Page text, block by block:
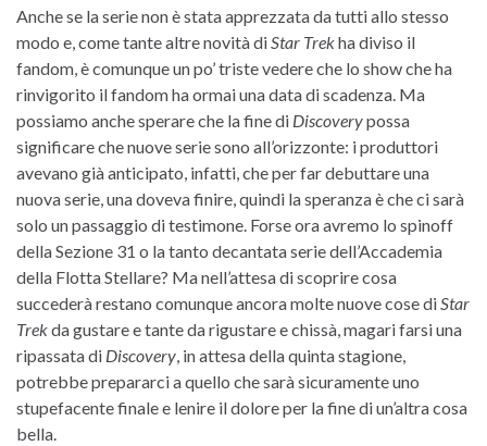
Anche se la serie non è stata apprezzata da tutti allo stesso
modo e, come tante altre novità diStar Trekha diviso il
fandom, è comunque un po’ triste vedere che lo show che ha
rinvigorito il fandom ha ormai una data di scadenza. Ma
possiamo anche sperare che la fine di Discoverypossa
significare che nuove serie sono all’orizzonte: i produttori
avevano già anticipato, infatti, che per far debuttare una
nuova serie, una doveva finire, quindi la speranza è che ci sarà
solo un passaggio di testimone. Forse ora avremo lo spinoff
della Sezione 31 o la tanto decantata serie dell’Accademia
della Flotta Stellare? Ma nell’attesa di scoprire cosa
succederà restano comunque ancora molte nuove cose diStar
Trekda gustare e tante da rigustare e chissà, magari farsi una
ripassata di Discovery, in attesa della quinta stagione,
potrebbe prepararci a quello che sarà sicuramente uno
stupefacente finale e lenire il dolore per la fine di un’altra cosa
bella.